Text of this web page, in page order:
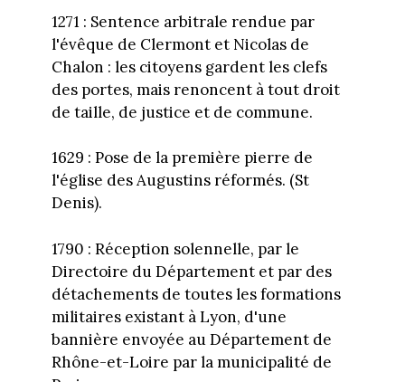
1271 : Sentence arbitrale rendue par
l'évêque de Clermont et Nicolas de
Chalon : les citoyens gardent les clefs
des portes, mais renoncent à tout droit
de taille, de justice et de commune.
1629 : Pose de la première pierre de
l'église des Augustins réformés. (St
Denis).
1790 : Réception solennelle, par le
Directoire du Département et par des
détachements de toutes les formations
militaires existant à Lyon, d'une
bannière envoyée au Département de
Rhône-et-Loire par la municipalité de